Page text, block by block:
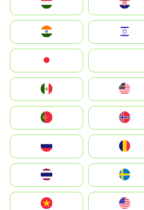
Hrvatska
Magyarország
Indonesia
South Korea
Nederland
Portugal
România
Slovensko
United States
Vietnam